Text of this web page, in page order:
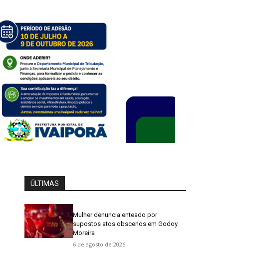
ÚLTIMAS
Mulher denuncia enteado por
supostos atos obscenos em Godoy
Moreira
6 de agosto de 2026